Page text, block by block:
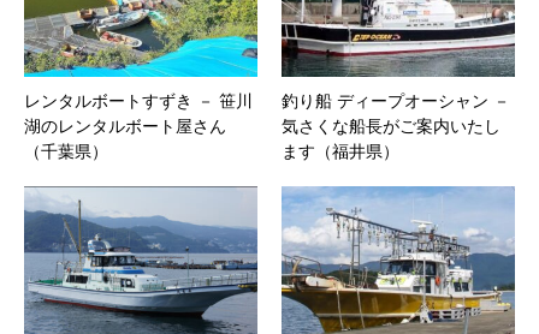
レンタルボートすずき － 笹川
湖のレンタルボート屋さん
（千葉県）
釣り船 ディープオーシャン －
気さくな船長がご案内いたし
ます（福井県）